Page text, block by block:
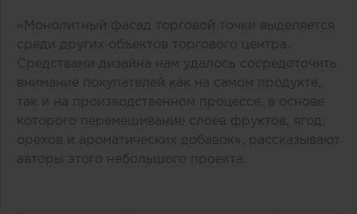
«Монолитный фасад торговой точки выделяется
среди других объектов торгового центра.
Средствами дизайна нам удалось сосредоточить
внимание покупателей как на самом продукте,
так и на производственном процессе, в основе
которого перемешивание слоев фруктов, ягод,
орехов и ароматических добавок», рассказывают
авторы этого небольшого проекта.